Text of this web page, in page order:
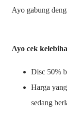
Ayo gabung
Ayo cek
Disc 50%
Harga
sedang